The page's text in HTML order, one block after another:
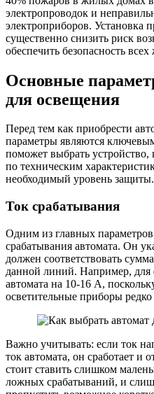
электропроводок и
электроприборов. Установка
существенно снизить риск
обеспечить безопасность
Основные
для освещения
Перед тем как приобрести
параметры являются
поможет выбрать устройство,
по техническим
необходимый уровень защиты.
Ток срабатывания
Одним из главных
срабатывания автомата. Он
должен соответствовать
данной линий. Например, для
автомата на 10-16 А,
осветительные приборы
Важно учитывать: если ток
ток автомата, он сработает и
стоит ставить слишком
ложных срабатываний, и